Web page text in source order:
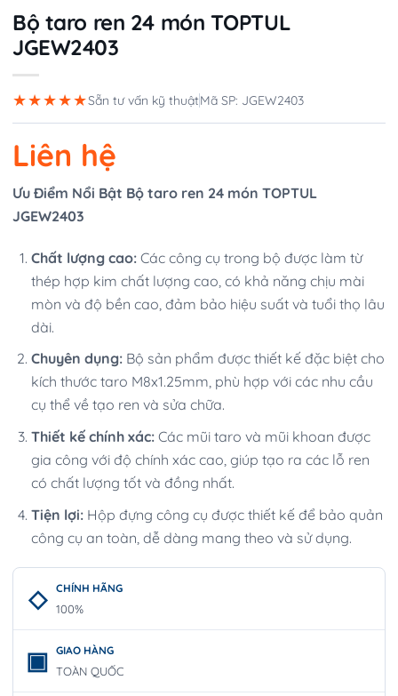
Bộ taro ren 24 món TOPTUL
JGEW2403
★★★★★Sẵn tư vấn kỹ thuậtMã SP: JGEW2403
Liên hệ
Ưu Điểm Nổi Bật Bộ taro ren 24 món TOPTUL
JGEW2403
Chất lượng cao:Các công cụ trong bộ được làm từ
thép hợp kim chất lượng cao, có khả năng chịu mài
mòn và độ bền cao, đảm bảo hiệu suất và tuổi thọ lâu
dài.
Chuyên dụng:Bộ sản phẩm được thiết kế đặc biệt cho
kích thước taro M8x1.25mm, phù hợp với các nhu cầu
cụ thể về tạo ren và sửa chữa.
Thiết kế chính xác:Các mũi taro và mũi khoan được
gia công với độ chính xác cao, giúp tạo ra các lỗ ren
có chất lượng tốt và đồng nhất.
Tiện lợi:Hộp đựng công cụ được thiết kế để bảo quản
công cụ an toàn, dễ dàng mang theo và sử dụng.
CHÍNH HÃNG
100%
GIAO HÀNG
TOÀN QUỐC